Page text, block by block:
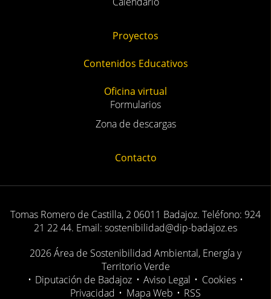
Calendario
Proyectos
Contenidos Educativos
Oficina virtual
Formularios
Zona de descargas
Contacto
Tomas Romero de Castilla, 2 06011 Badajoz. Teléfono: 924
21 22 44. Email: sostenibilidad@dip-badajoz.es
2026 Área de Sostenibilidad Ambiental, Energía y
Territorio Verde
Diputación de Badajoz Aviso Legal Cookies